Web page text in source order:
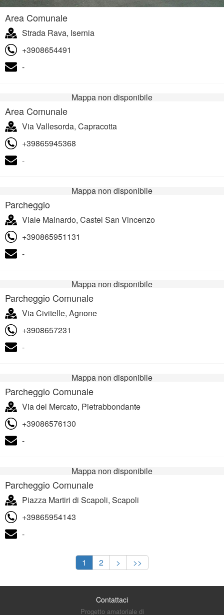
Area Comunale
Strada Rava, Isernia
+3908654491
-
Mappa non disponibile
Area Comunale
Via Vallesorda, Capracotta
+39865945368
-
Mappa non disponibile
Parcheggio
Viale Mainardo, Castel San Vincenzo
+390865951131
-
Mappa non disponibile
Parcheggio Comunale
Via Civitelle, Agnone
+3908657231
-
Mappa non disponibile
Parcheggio Comunale
Via del Mercato, Pietrabbondante
+39086576130
-
Mappa non disponibile
Parcheggio Comunale
Piazza Martiri di Scapoli, Scapoli
+39865954143
-
1 2 > >>
Contattaci
Progetto amatoriale di